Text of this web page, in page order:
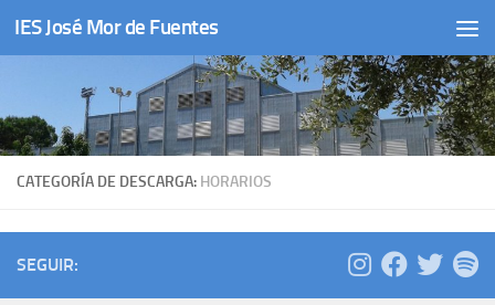
Saltar al contenido
IES José Mor de Fuentes
CATEGORÍA DE DESCARGA: HORARIOS
SEGUIR: